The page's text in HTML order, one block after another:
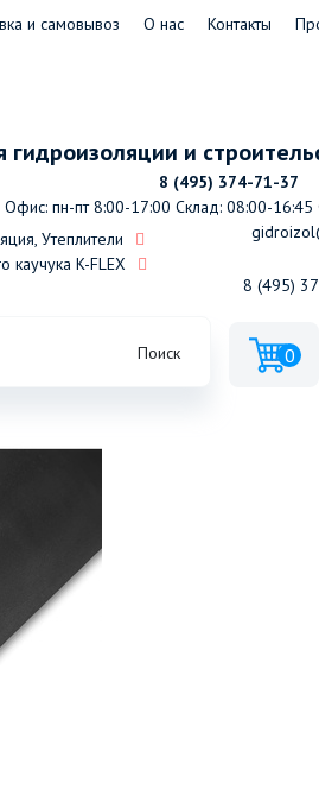
и самовывоз О нас Контакты
и
8 (495) 374-71-37
Офис: пн-пт 8:00-17:00 Склад: 08:00-16:45
8 (495)
Поиск 0
Утеплители
каучука K-FLEX
2 ST (2м)